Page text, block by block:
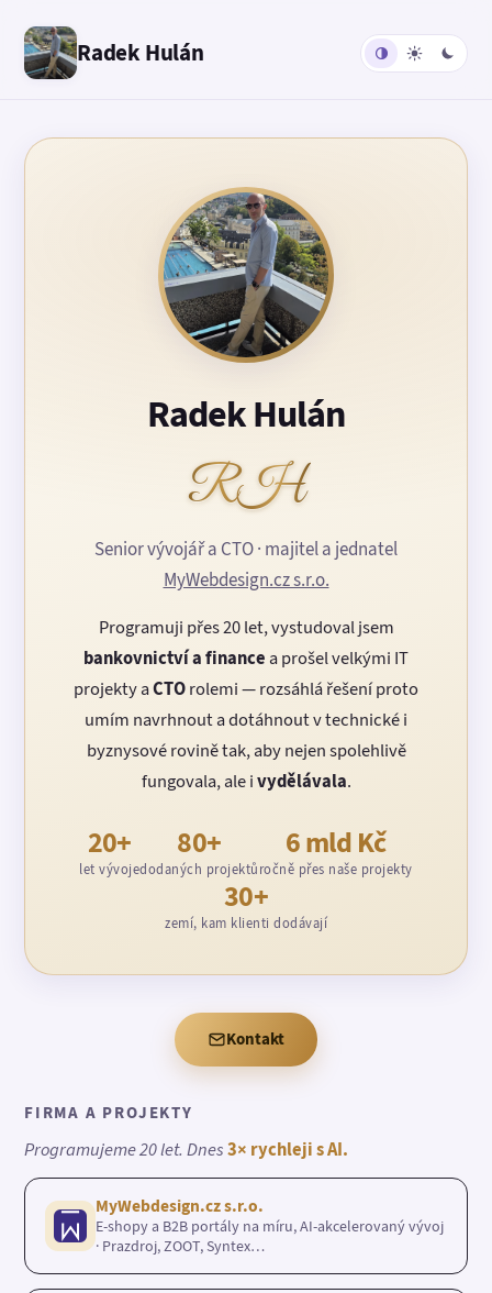
Radek Hulán
Radek Hulán
RH
Senior vývojář a CTO · majitel a jednatel
MyWebdesign.cz s.r.o.
Programuji přes 20 let, vystudoval jsem
bankovnictví a finance a prošel velkými IT
projekty aCTOrolemi — rozsáhlá řešení proto
umím navrhnout a dotáhnout v technické i
byznysové rovině tak, aby nejen spolehlivě
fungovala, ale ivydělávala.
20+
let vývoje
80+
dodaných projektů
6 mld Kč
ročně přes naše projekty
30+
zemí, kam klienti dodávají
Kontakt
FIRMA A PROJEKTY
Programujeme 20 let. Dnes3× rychleji s AI.
MyWebdesign.cz s.r.o.
E-shopy a B2B portály na míru, AI-akcelerovaný vývoj
· Prazdroj, ZOOT, Syntex…